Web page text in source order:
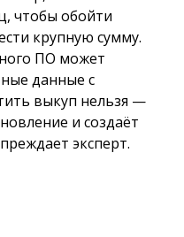
чтобы обойти
крупную сумму.
ПО может
данные с
выкуп нельзя —
и создаёт
эксперт.